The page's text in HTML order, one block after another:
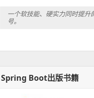
一个软技能、硬实力同时提升
号。
Spring Boot出版书籍